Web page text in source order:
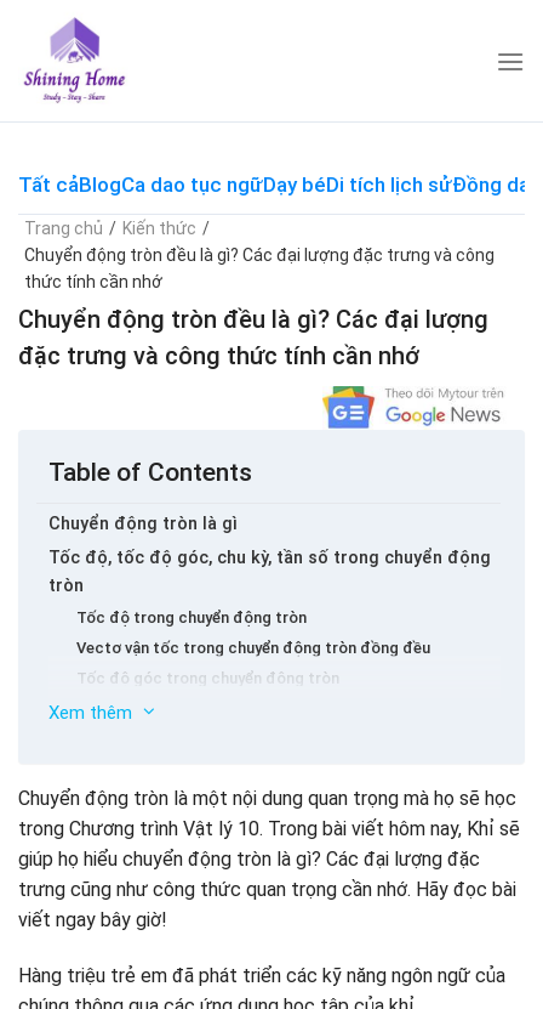
content
Tất cảBlogCa dao tục ngữDạy béDi tích lịch sửĐồng dao
Trang chủ / Kiến thức /
Chuyển động tròn đều là gì? Các đại lượng đặc trưng và công
thức tính cần nhớ
Chuyển động tròn đều là gì? Các đại lượng
đặc trưng và công thức tính cần nhớ
Table of Contents
Chuyển động tròn là gì
Tốc độ, tốc độ góc, chu kỳ, tần số trong chuyển động
tròn
Tốc độ trong chuyển động tròn
Vectơ vận tốc trong chuyển động tròn đồng đều
Tốc độ góc trong chuyển động tròn
Công thức tiếp xúc giữa tốc độ và tốc độ góc
Gia tốc trung tâm
Hướng gia tốc trong chuyển động tròn là gì?
Độ lớn của gia tốc trung tâm
Bài tập chuyển động tròn Vật lý 10
Xem thêm
Chuyển động tròn là một nội dung quan trọng mà họ sẽ học
trong Chương trình Vật lý 10. Trong bài viết hôm nay, Khỉ sẽ
giúp họ hiểu chuyển động tròn là gì? Các đại lượng đặc
trưng cũng như công thức quan trọng cần nhớ. Hãy đọc bài
viết ngay bây giờ!
Hàng triệu trẻ em đã phát triển các kỹ năng ngôn ngữ của